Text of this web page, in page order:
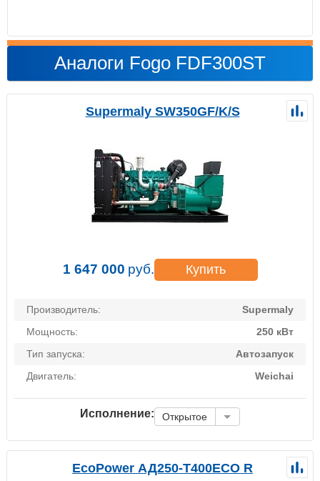
Аналоги Fogo FDF300ST
Supermaly SW350GF/K/S
1 647 000 руб. Купить
Производитель:
Supermaly
Мощность:
250 кВт
Тип запуска:
Автозапуск
Двигатель:
Weichai
Исполнение: Открытое
EcoPower АД250-T400ECO R